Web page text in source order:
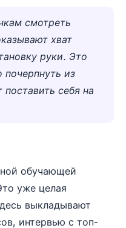
смотреть
хват
руки. Это
из
поставить себя на
обучающей
уже целая
выкладывают
интервью с топ-